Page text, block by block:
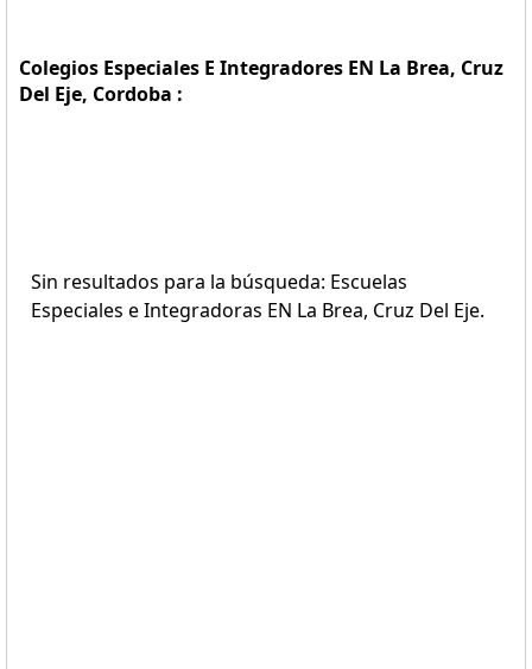
Colegios Especiales E Integradores EN La Brea, Cruz
Del Eje, Cordoba :
Sin resultados para la búsqueda: Escuelas
Especiales e Integradoras EN La Brea, Cruz Del Eje.